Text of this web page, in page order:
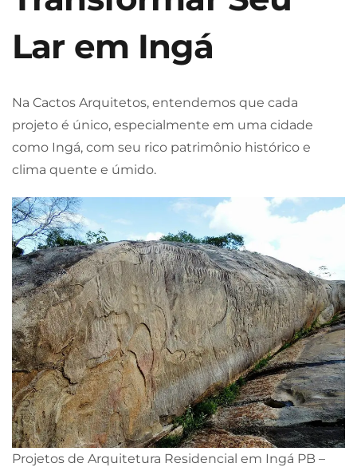
Lar em Ingá
Na Cactos Arquitetos, entendemos que cada
projeto é único, especialmente em uma cidade
como Ingá, com seu rico patrimônio histórico e
clima quente e úmido.
Projetos de Arquitetura Residencial em Ingá PB –